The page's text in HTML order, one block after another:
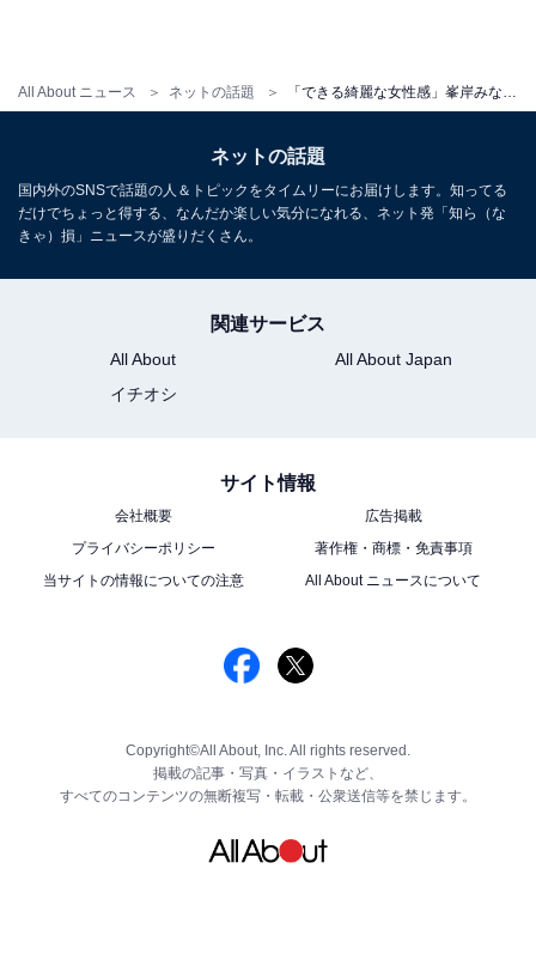
All About ニュース ネットの話題
ネットの話題
国内外のSNSで話題の人＆トピックをタイムリーにお届けします。知ってる
だけでちょっと得する、なんだか楽しい気分になれる、ネット発「知ら（な
きゃ）損」ニュースが盛りだくさん。
関連サービス
All About
All About Japan
イチオシ
サイト情報
会社概要
広告掲載
プライバシーポリシー
著作権・商標・免責事項
当サイトの情報についての注意
All About ニュースについて
Copyright©All About, Inc. All rights reserved.
掲載の記事・写真・イラストなど、
すべてのコンテンツの無断複写・転載・公衆送信等を禁じます。